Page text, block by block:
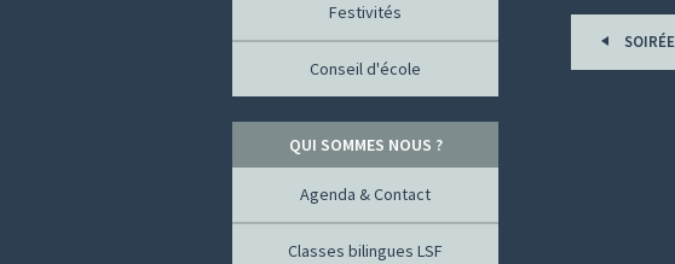
Tous
Festivités
Conseil d'école
QUI SOMMES NOUS ?
Agenda & Contact
Classes bilingues LSF